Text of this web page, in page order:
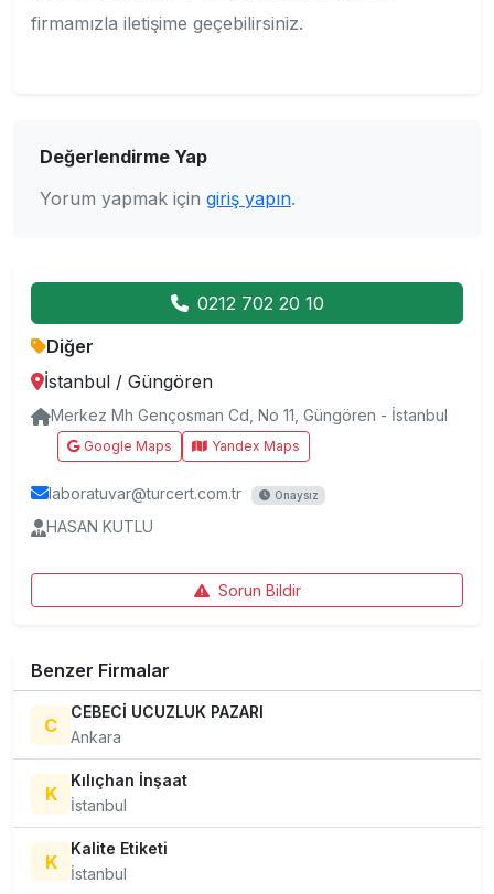
firmamızla iletişime geçebilirsiniz.
Değerlendirme Yap
Yorum yapmak için giriş yapın.
0212 702 20 10
Diğer
İstanbul / Güngören
Merkez Mh Gençosman Cd, No 11, Güngören - İstanbul
Google Maps Yandex Maps
laboratuvar@turcert.com.tr Onaysız
HASAN KUTLU
Sorun Bildir
Benzer Firmalar
C
CEBECİ UCUZLUK PAZARI
Ankara
K
Kılıçhan İnşaat
İstanbul
K
Kalite Etiketi
İstanbul